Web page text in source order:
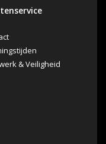
& Veiligheid